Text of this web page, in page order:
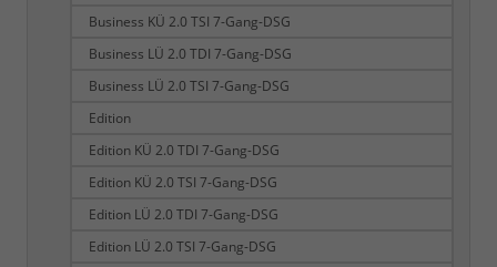
Business KÜ 2.0 TSI 7-Gang-DSG
Business LÜ 2.0 TDI 7-Gang-DSG
Business LÜ 2.0 TSI 7-Gang-DSG
Edition
Edition KÜ 2.0 TDI 7-Gang-DSG
Edition KÜ 2.0 TSI 7-Gang-DSG
Edition LÜ 2.0 TDI 7-Gang-DSG
Edition LÜ 2.0 TSI 7-Gang-DSG